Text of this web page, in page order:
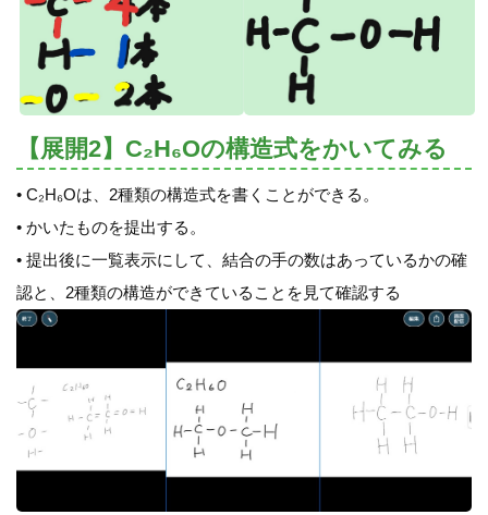
【展開2】C₂H₆Oの構造式をかいてみる
• C₂H₆Oは、2種類の構造式を書くことができる。
• かいたものを提出する。
• 提出後に一覧表示にして、結合の手の数はあっているかの確
認と、2種類の構造ができていることを見て確認する